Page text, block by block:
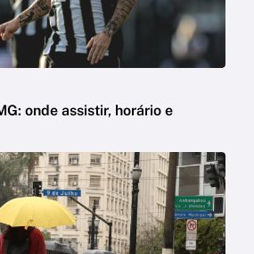
onde assistir, horário e